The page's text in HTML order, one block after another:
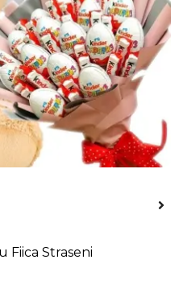
Fiica Straseni